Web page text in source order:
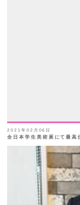
2021年02月06日
全日本学生美術展にて最高